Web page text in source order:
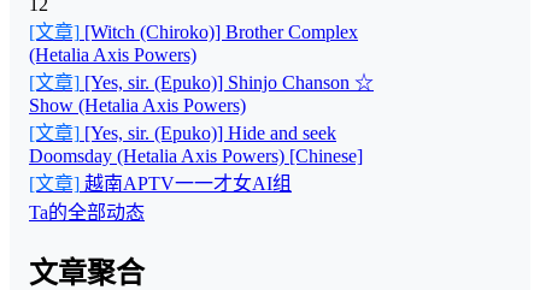
12
[文章] [Witch (Chiroko)] Brother Complex
(Hetalia Axis Powers)
[文章] [Yes, sir. (Epuko)] Shinjo Chanson ☆
Show (Hetalia Axis Powers)
[文章] [Yes, sir. (Epuko)] Hide and seek
Doomsday (Hetalia Axis Powers) [Chinese]
[文章] 越南APTV一一才女AI组
Ta的全部动态
文章聚合